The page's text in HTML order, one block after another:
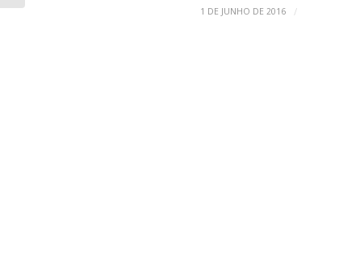
1 DE JUNHO DE 2016 /